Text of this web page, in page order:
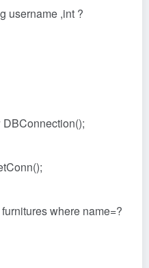
username ,int ?
where name=?